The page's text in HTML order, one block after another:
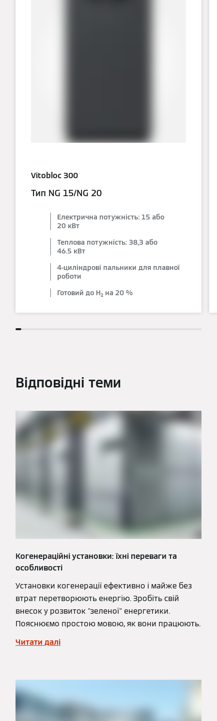
Vitobloc 300
Тип NG 15/NG 20
Електрична потужність: 15 або
20 кВт
Теплова потужність: 38,3 або
46.5 кВт
4-циліндрові пальники для плавної
роботи
Готовий до H₂ на 20 %
Відповідні теми
Когенераційні установки: їхні переваги та
особливості
Установки когенерації ефективно і майже без
втрат перетворюють енергію. Зробіть свій
внесок у розвиток "зеленої" енергетики.
Пояснюємо простою мовою, як вони працюють.
Читати далі